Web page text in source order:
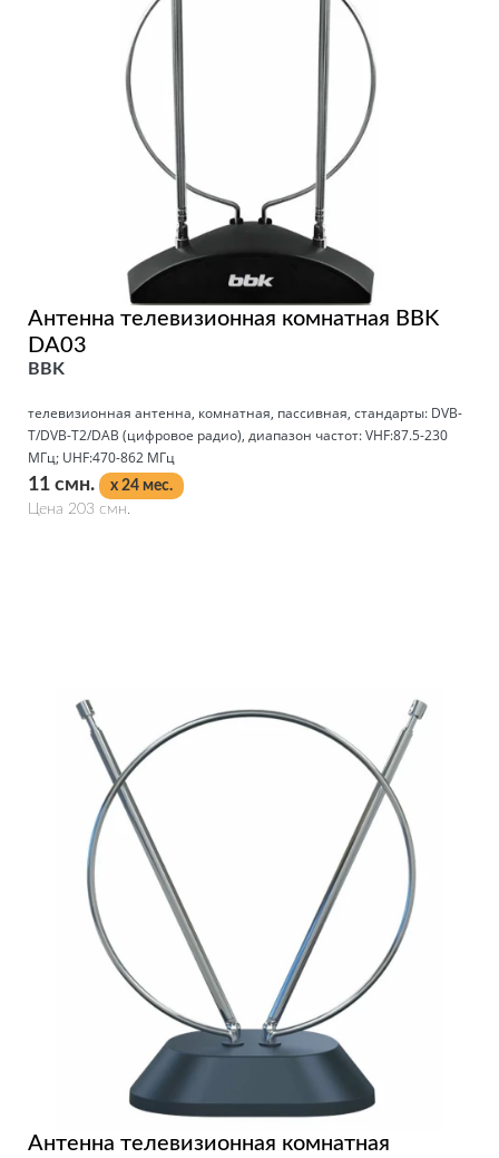
Антенна телевизионная комнатная BBK
DA03
BBK
телевизионная антенна, комнатная, пассивная, стандарты: DVB-
T/DVB-T2/DAB (цифровое радио), диапазон частот: VHF:87.5-230
МГц; UHF:470-862 МГц
11 смн.
x 24 мес.
Цена 203 смн.
Антенна телевизионная комнатная